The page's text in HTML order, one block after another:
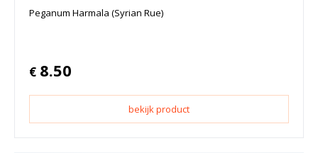
Peganum Harmala (Syrian Rue)
€ 8.50
bekijk product